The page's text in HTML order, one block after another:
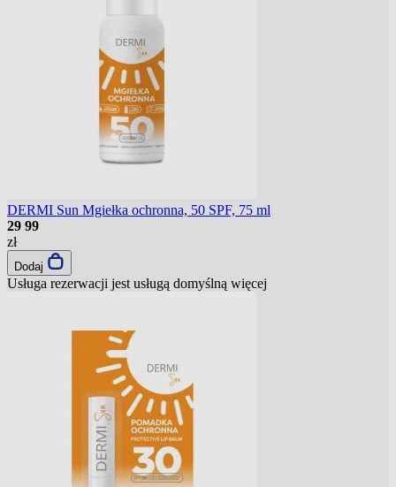
DERMI Sun Mgiełka ochronna, 50 SPF, 75 ml
29 99
zł
Dodaj
Usługa rezerwacji jest usługą domyślną więcej